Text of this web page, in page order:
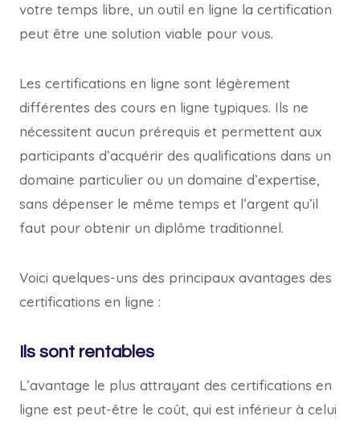
votre temps libre, un outil en ligne la certification
peut être une solution viable pour vous.
Les certifications en ligne sont légèrement
différentes des cours en ligne typiques. Ils ne
nécessitent aucun prérequis et permettent aux
participants d’acquérir des qualifications dans un
domaine particulier ou un domaine d’expertise,
sans dépenser le même temps et l’argent qu’il
faut pour obtenir un diplôme traditionnel.
Voici quelques-uns des principaux avantages des
certifications en ligne :
Ils sont rentables
L’avantage le plus attrayant des certifications en
ligne est peut-être le coût, qui est inférieur à celui